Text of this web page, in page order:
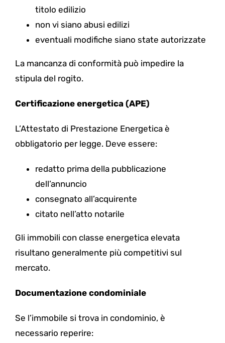
titolo edilizio
non vi siano abusi edilizi
eventuali modifiche siano state autorizzate
La mancanza di conformità può impedire la
stipula del rogito.
Certificazione energetica (APE)
L’Attestato di Prestazione Energetica è
obbligatorio per legge. Deve essere:
redatto prima della pubblicazione
dell’annuncio
consegnato all’acquirente
citato nell’atto notarile
Gli immobili con classe energetica elevata
risultano generalmente più competitivi sul
mercato.
Documentazione condominiale
Se l’immobile si trova in condominio, è
necessario reperire: